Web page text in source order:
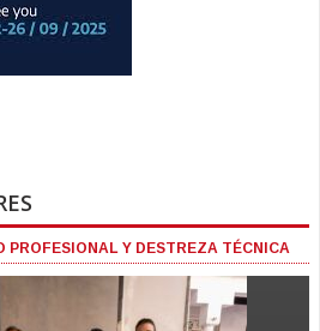
PROFESIONAL Y DESTREZA TÉCNICA